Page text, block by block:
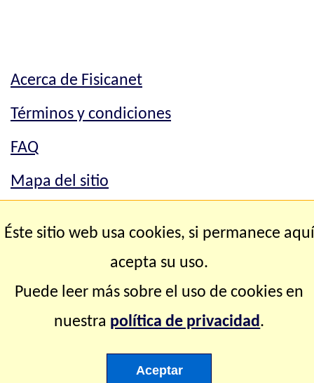
Acerca de Fisicanet
Términos y condiciones
FAQ
Mapa del sitio
Copyright © 2.000-2.028 Fisicanet ® Todos los
derechos reservados
Éste sitio web usa cookies, si permanece aquí
acepta su uso.
Puede leer más sobre el uso de cookies en
nuestra política de privacidad.